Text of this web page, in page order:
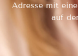
Adresse mit
auf